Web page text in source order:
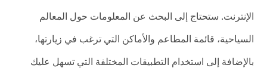
الإنترنت. ستحتاج إلى البحث عن المعلومات حول المعالم
السياحية، قائمة المطاعم والأماكن التي ترغب في زيارتها،
بالإضافة إلى استخدام التطبيقات المختلفة التي تسهل عليك